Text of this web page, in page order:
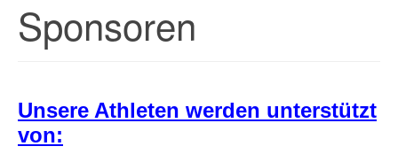
Sponsoren
Unsere Athleten werden unterstützt
von: